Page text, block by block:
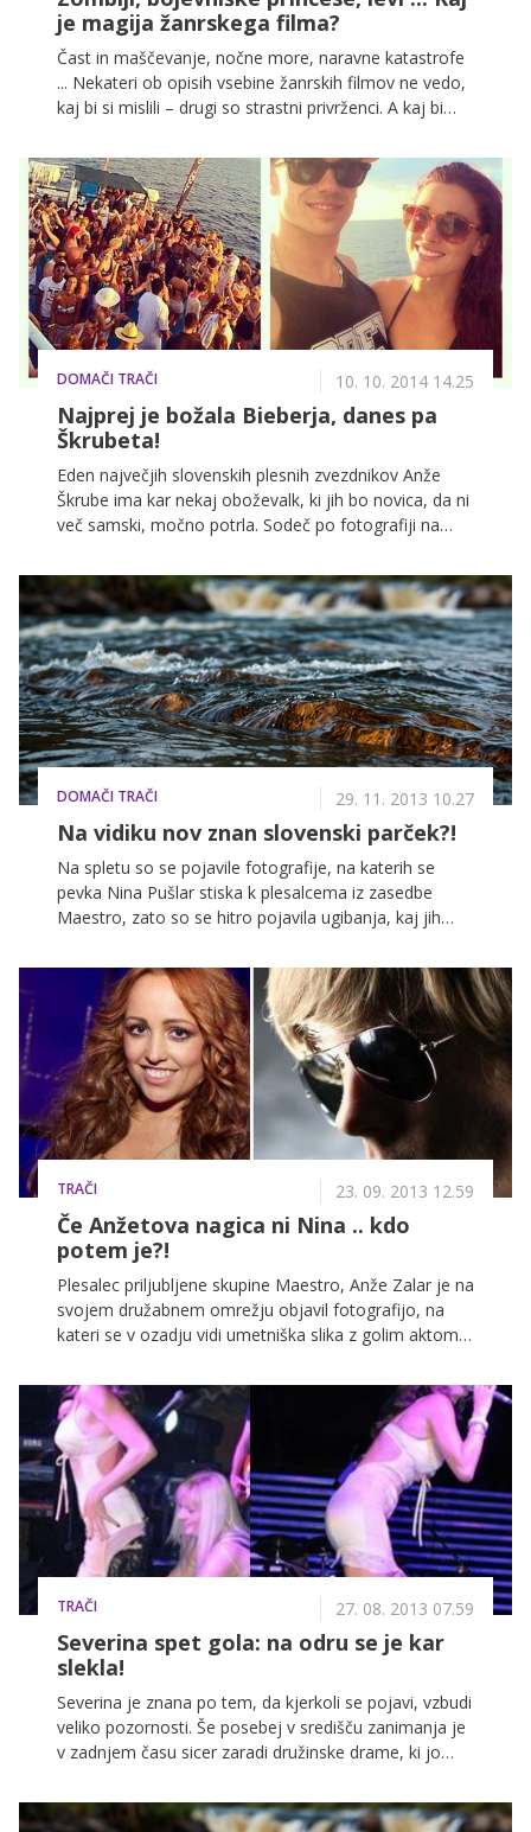
je magija žanrskega filma?
Čast in maščevanje, nočne more, naravne katastrofe
... Nekateri ob opisih vsebine žanrskih filmov ne vedo,
kaj bi si mislili – drugi so strastni privrženci. A kaj bi
kakšen je kultni žanrski film, ko pa bo to mogoče ta
mesec praktično preveriti v Ljubljani, kjer se bo odvil
že peti festival žanrskega filma Kurja polt. Na nekaj
vprašanj o tem, zakaj se podati v njegov svet, nam je
odgovorila programska direktorica Maša Peče.
DOMAČI TRAČI 10. 10. 2014 14.25
Najprej je božala Bieberja, danes pa
Škrubeta!
Eden največjih slovenskih plesnih zvezdnikov Anže
Škrube ima kar nekaj oboževalk, ki jih bo novica, da ni
več samski, močno potrla. Sodeč po fotografiji na
bi njegovo srce osvojila rdečelasa ameriška plesalka,
ki prihaja iz kanadske Ottawe in je med drugim tudi
ena od plesalk, ki na turneji spremljajo najstniškega
idola Justina Bieberja.
DOMAČI TRAČI 29. 11. 2013 10.27
Na vidiku nov znan slovenski parček?!
Na spletu so se pojavile fotografije, na katerih se
pevka Nina Pušlar stiska k plesalcema iz zasedbe
Maestro, zato so se hitro pojavila ugibanja, kaj jih
Maestro pri predstavnicah nežnejšega spola zelo
zaželeni, zato niti ne bi bilo nič čudnega, če bi
kateremu izmed njih v resnici uspelo osvojiti pevkino
srce. A preden naredimo svoje zaključke, smo želeli
novičko, kaj se v resnici plete med njimi, preveriti kar
pri Nini osebno.
TRAČI 23. 09. 2013 12.59
Če Anžetova nagica ni Nina .. kdo
potem je?!
Plesalec priljubljene skupine Maestro, Anže Zalar je na
svojem družabnem omrežju objavil fotografijo, na
kateri se v ozadju vidi umetniška slika z golim aktom.
ženska na sliki njegova izbranka in znana modna
oblikovalka Nina Šušnjara. Tudi ta je v preteklosti že
objavila fotografijo svojega fanta, na kateri ta ni nosil
drugega kot predpasnik. Se ji je Anže 'maščeval'?
TRAČI 27. 08. 2013 07.59
Severina spet gola: na odru se je kar
slekla!
Severina je znana po tem, da kjerkoli se pojavi, vzbudi
veliko pozornosti. Še posebej v središču zanimanja je
v zadnjem času sicer zaradi družinske drame, ki jo
Milana, s katerim ima sina Aleksandra, dvignila precej
prahu, a kljub vsemu Severina kot prava profesionalka